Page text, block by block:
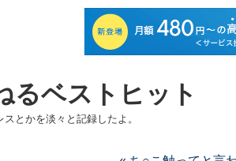
るベストヒット
とかを淡々と記録したよ。